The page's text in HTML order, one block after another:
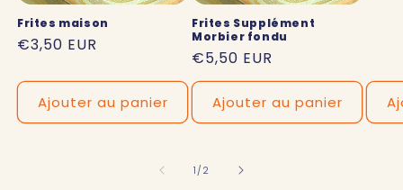
Frites maison
Prix
€3,50 EUR
Ajouter au panier
Frites Supplément
Morbier fondu
Prix
habituel
€5,50 EUR
Ajouter au panier
1 /de2